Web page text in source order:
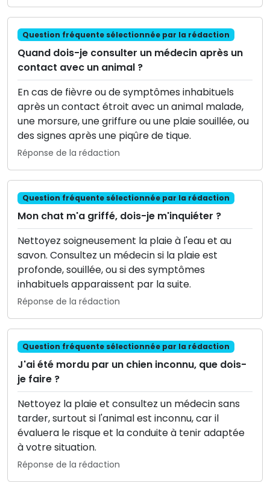
Question fréquente sélectionnée par la rédaction
Quand dois-je consulter un médecin après un
contact avec un animal ?
En cas de fièvre ou de symptômes inhabituels
après un contact étroit avec un animal malade,
une morsure, une griffure ou une plaie souillée, ou
des signes après une piqûre de tique.
Réponse de la rédaction
Question fréquente sélectionnée par la rédaction
Mon chat m'a griffé, dois-je m'inquiéter ?
Nettoyez soigneusement la plaie à l'eau et au
savon. Consultez un médecin si la plaie est
profonde, souillée, ou si des symptômes
inhabituels apparaissent par la suite.
Réponse de la rédaction
Question fréquente sélectionnée par la rédaction
J'ai été mordu par un chien inconnu, que dois-
je faire ?
Nettoyez la plaie et consultez un médecin sans
tarder, surtout si l'animal est inconnu, car il
évaluera le risque et la conduite à tenir adaptée
à votre situation.
Réponse de la rédaction